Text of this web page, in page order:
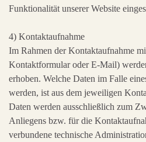
Funktionalität unserer Website
4) Kontaktaufnahme
Im Rahmen der Kontaktaufnahme
Kontaktformular oder E-Mail)
erhoben. Welche Daten im Falle
werden, ist aus dem jeweiligen
Daten werden ausschließlich zum
Anliegens bzw. für die
verbundene technische